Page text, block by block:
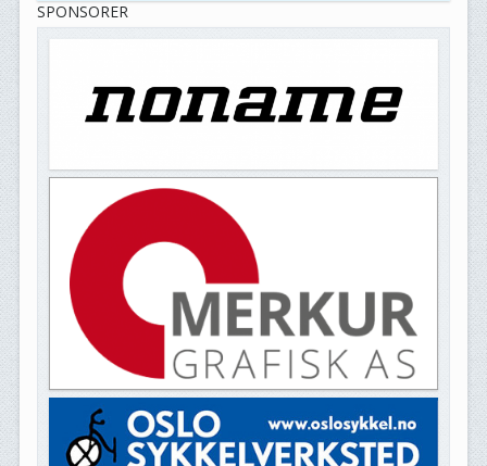
SPONSORER